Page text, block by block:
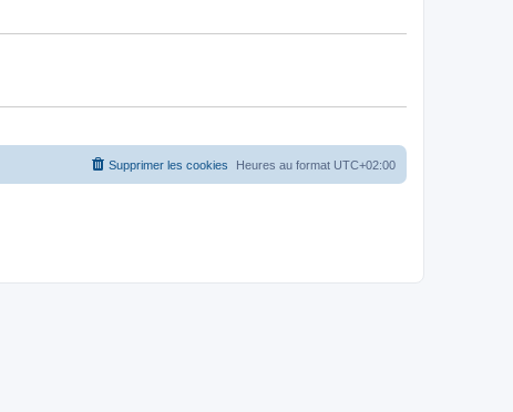
Heures au format UTC+02:00
Supprimer les cookies